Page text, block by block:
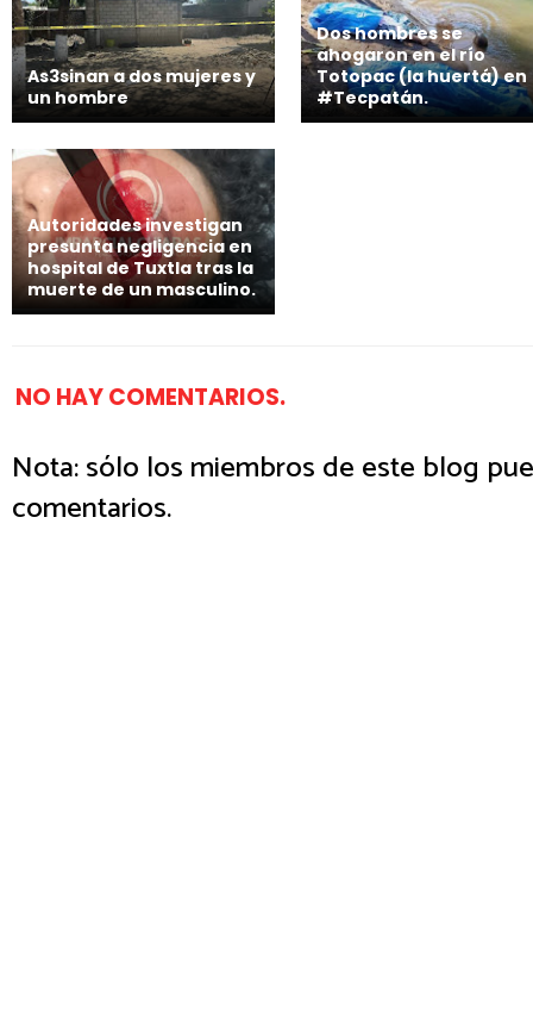
As3sinan a dos mujeres y
un hombre
Dos hombres se
ahogaron en el río
Totopac (la huertá) en
#Tecpatán.
Autoridades investigan
presunta negligencia en
hospital de Tuxtla tras la
muerte de un masculino.
NO HAY COMENTARIOS.
Nota: sólo los miembros de este blog
comentarios.